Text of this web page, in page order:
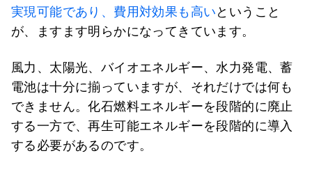
実現可能であり、費用対効果も高いということ
が、ますます明らかになってきています。
風力、太陽光、バイオエネルギー、水力発電、蓄
電池は十分に揃っていますが、それだけでは何も
できません。化石燃料エネルギーを段階的に廃止
する一方で、再生可能エネルギーを段階的に導入
する必要があるのです。